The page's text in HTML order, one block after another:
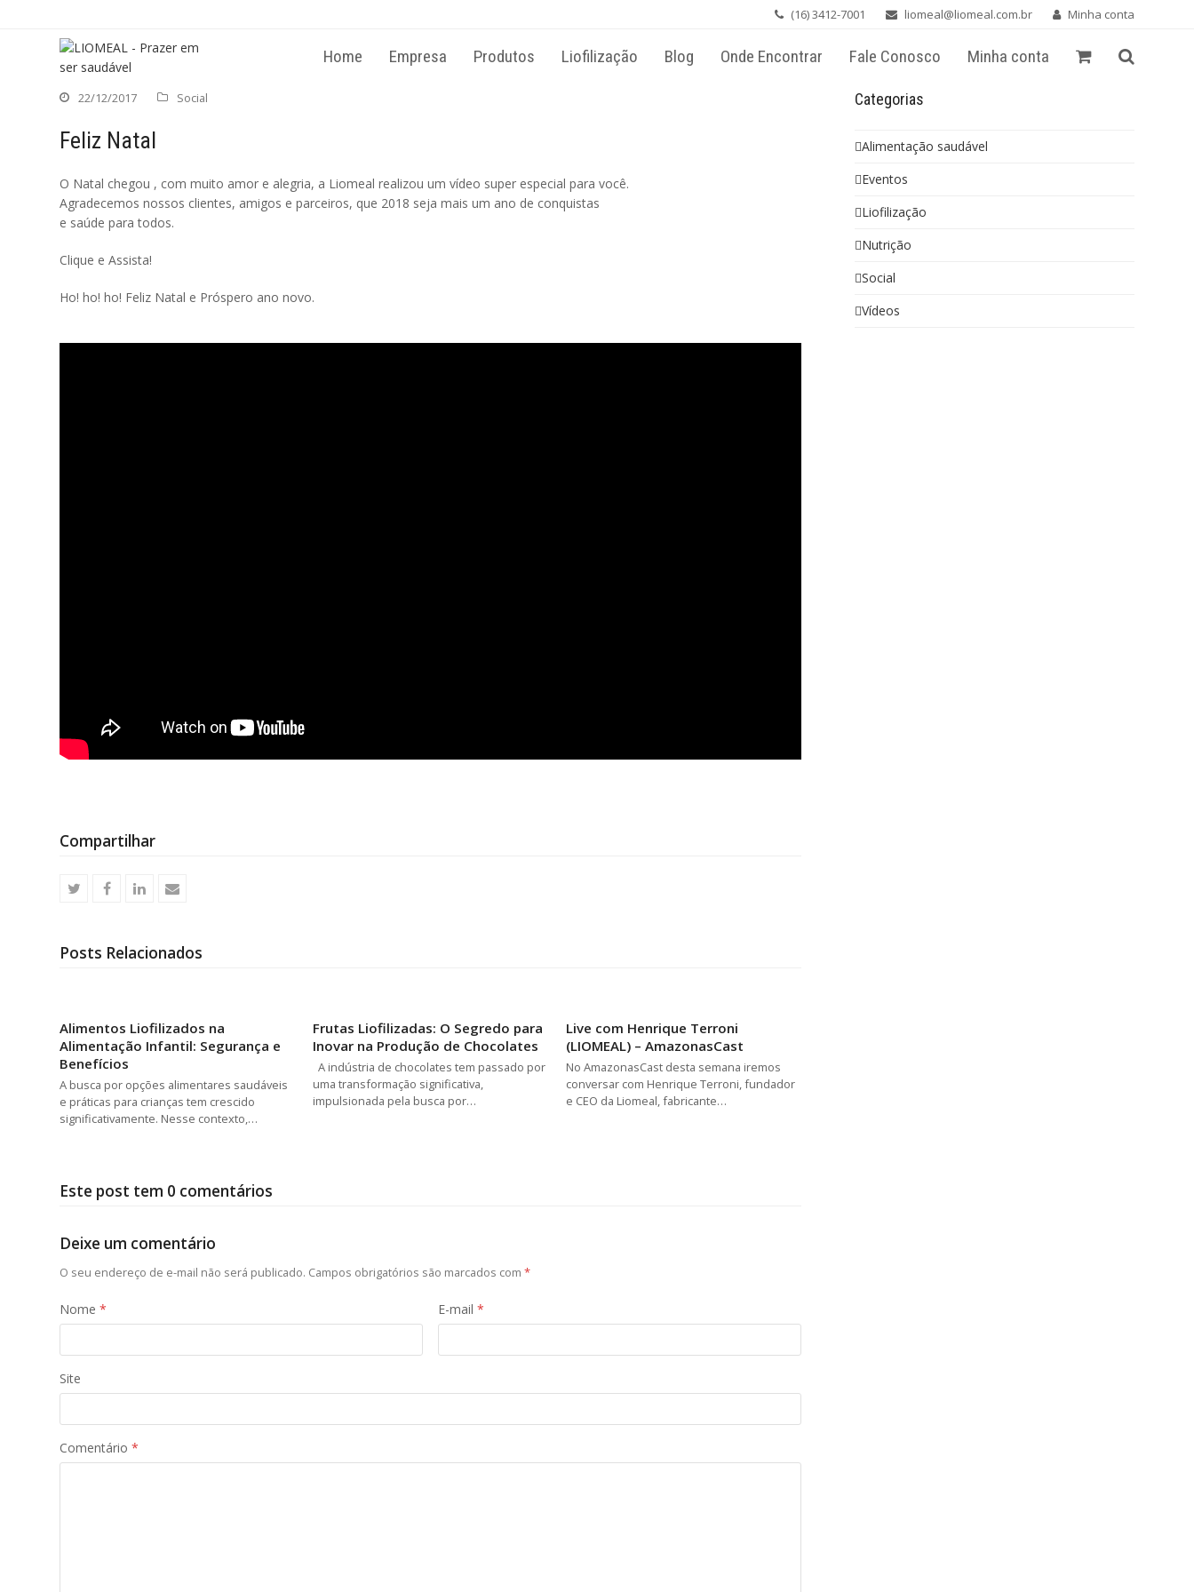
Powered by SendPulse
(16) 3412-7001 liomeal@liomeal.com.br Minha conta
Home Empresa Produtos Liofilização Blog Onde Encontrar Fale Conosco Minha conta
22/12/2017 Social
Feliz Natal
O Natal chegou , com muito amor e alegria, a Liomeal realizou um vídeo super especial para você.
Agradecemos nossos clientes, amigos e parceiros, que 2018 seja mais um ano de conquistas
e saúde para todos.
Clique e Assista!
Ho! ho! ho! Feliz Natal e Próspero ano novo.
Compartilhar
Posts Relacionados
Alimentos Liofilizados na
Alimentação Infantil: Segurança e
Benefícios
A busca por opções alimentares saudáveis
e práticas para crianças tem crescido
significativamente. Nesse contexto,…
Frutas Liofilizadas: O Segredo para
Inovar na Produção de Chocolates
A indústria de chocolates tem passado por
uma transformação significativa,
impulsionada pela busca por…
Live com Henrique Terroni
(LIOMEAL) – AmazonasCast
No AmazonasCast desta semana iremos
conversar com Henrique Terroni, fundador
e CEO da Liomeal, fabricante…
Este post tem 0 comentários
Deixe um comentário
O seu endereço de e-mail não será publicado. Campos obrigatórios são marcados com*
Nome* E-mail *
Site
Comentário*
Categorias
Alimentação saudável
Eventos
Liofilização
Nutrição
Social
Vídeos